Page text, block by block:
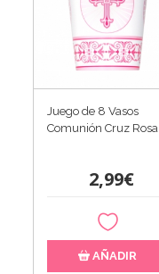
Juego de 8 Vasos
Comunión Cruz Rosa
2,99€
AÑADIR